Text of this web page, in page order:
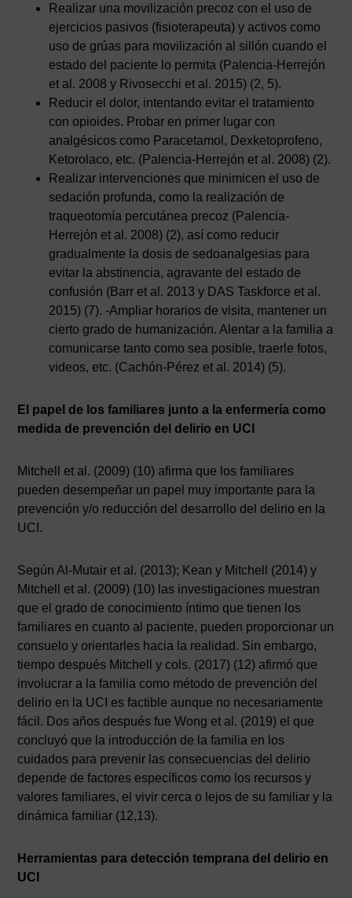
Realizar una movilización precoz con el uso de
ejercicios pasivos (fisioterapeuta) y activos como
uso de grúas para movilización al sillón cuando el
estado del paciente lo permita (Palencia-Herrejón
et al. 2008 y Rivosecchi et al. 2015) (2, 5).
Reducir el dolor, intentando evitar el tratamiento
con opioides. Probar en primer lugar con
analgésicos como Paracetamol, Dexketoprofeno,
Ketorolaco, etc. (Palencia-Herrejón et al. 2008) (2).
Realizar intervenciones que minimicen el uso de
sedación profunda, como la realización de
traqueotomía percutánea precoz (Palencia-
Herrejón et al. 2008) (2), así como reducir
gradualmente la dosis de sedoanalgesias para
evitar la abstinencia, agravante del estado de
confusión (Barr et al. 2013 y DAS Taskforce et al.
2015) (7). -Ampliar horarios de visita, mantener un
cierto grado de humanización. Alentar a la familia a
comunicarse tanto como sea posible, traerle fotos,
videos, etc. (Cachón-Pérez et al. 2014) (5).
El papel de los familiares junto a la enfermería como
medida de prevención del delirio en UCI
Mitchell et al. (2009) (10) afirma que los familiares
pueden desempeñar un papel muy importante para la
prevención y/o reducción del desarrollo del delirio en la
UCI.
Según Al-Mutair et al. (2013); Kean y Mitchell (2014) y
Mitchell et al. (2009) (10) las investigaciones muestran
que el grado de conocimiento íntimo que tienen los
familiares en cuanto al paciente, pueden proporcionar un
consuelo y orientarles hacia la realidad. Sin embargo,
tiempo después Mitchell y cols. (2017) (12) afirmó que
involucrar a la familia como método de prevención del
delirio en la UCI es factible aunque no necesariamente
fácil. Dos años después fue Wong et al. (2019) el que
concluyó que la introducción de la familia en los
cuidados para prevenir las consecuencias del delirio
depende de factores específicos como los recursos y
valores familiares, el vivir cerca o lejos de su familiar y la
dinámica familiar (12,13).
Herramientas para detección temprana del delirio en
UCI